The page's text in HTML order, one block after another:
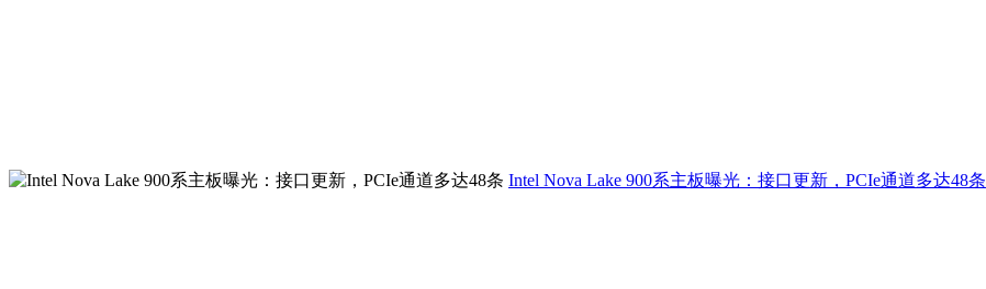
Intel Nova Lake 900系主板曝光：接口更新，PCIe通道多达48条